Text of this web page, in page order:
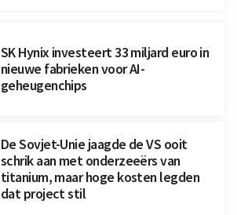
SK Hynix investeert 33 miljard euro in
nieuwe fabrieken voor AI-
geheugenchips
De Sovjet-Unie jaagde de VS ooit
schrik aan met onderzeeërs van
titanium, maar hoge kosten legden
dat project stil